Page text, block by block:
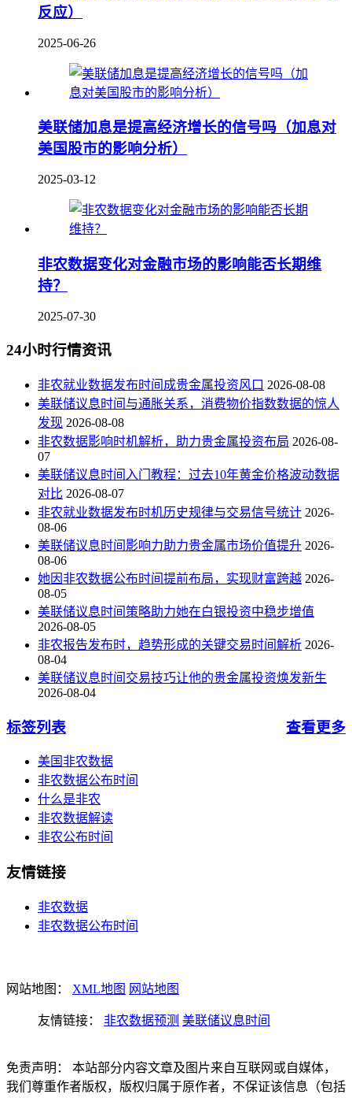
反应）
2025-06-26
美联储加息是提高经济增长的信号吗（加息对
美国股市的影响分析）
2025-03-12
非农数据变化对金融市场的影响能否长期维
持？
2025-07-30
24小时行情资讯
非农就业数据发布时间成贵金属投资风口 2026-08-08
美联储议息时间与通胀关系，消费物价指数数据的惊人
发现 2026-08-08
非农数据影响时机解析，助力贵金属投资布局 2026-08-
07
美联储议息时间入门教程：过去10年黄金价格波动数据
对比 2026-08-07
非农就业数据发布时机历史规律与交易信号统计 2026-
08-06
美联储议息时间影响力助力贵金属市场价值提升 2026-
08-06
她因非农数据公布时间提前布局，实现财富跨越 2026-
08-05
美联储议息时间策略助力她在白银投资中稳步增值
2026-08-05
非农报告发布时，趋势形成的关键交易时间解析 2026-
08-04
美联储议息时间交易技巧让他的贵金属投资焕发新生
2026-08-04
标签列表 查看更多
美国非农数据
非农数据公布时间
什么是非农
非农数据解读
非农公布时间
友情链接
非农数据
非农数据公布时间
网站地图： XML地图 网站地图
友情链接： 非农数据预测 美联储议息时间
免责声明： 本站部分内容文章及图片来自互联网或自媒体，
我们尊重作者版权，版权归属于原作者，不保证该信息（包括